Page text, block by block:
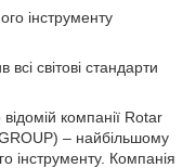
інструменту
світові стандарти
компанії Rotar
– найбільшому
інструменту. Компанія